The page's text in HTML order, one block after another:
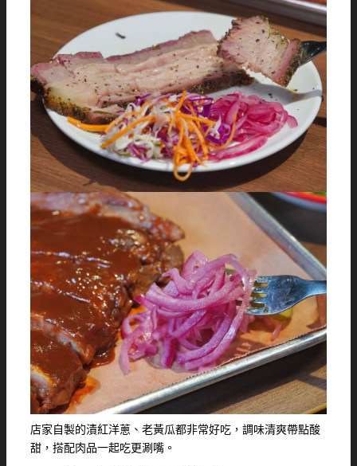
店家自製的漬紅洋蔥、老黃瓜都非常好吃，調味清爽帶點酸
甜，搭配肉品一起吃更涮嘴。